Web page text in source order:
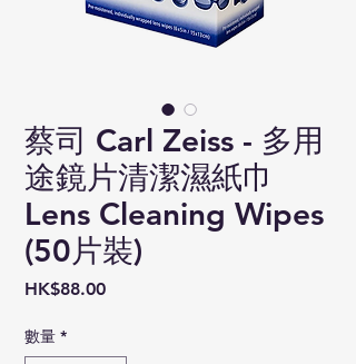
蔡司 Carl Zeiss - 多用
途鏡片清潔濕紙巾
Lens Cleaning Wipes
(50片裝)
HK$88.00價
數量 *